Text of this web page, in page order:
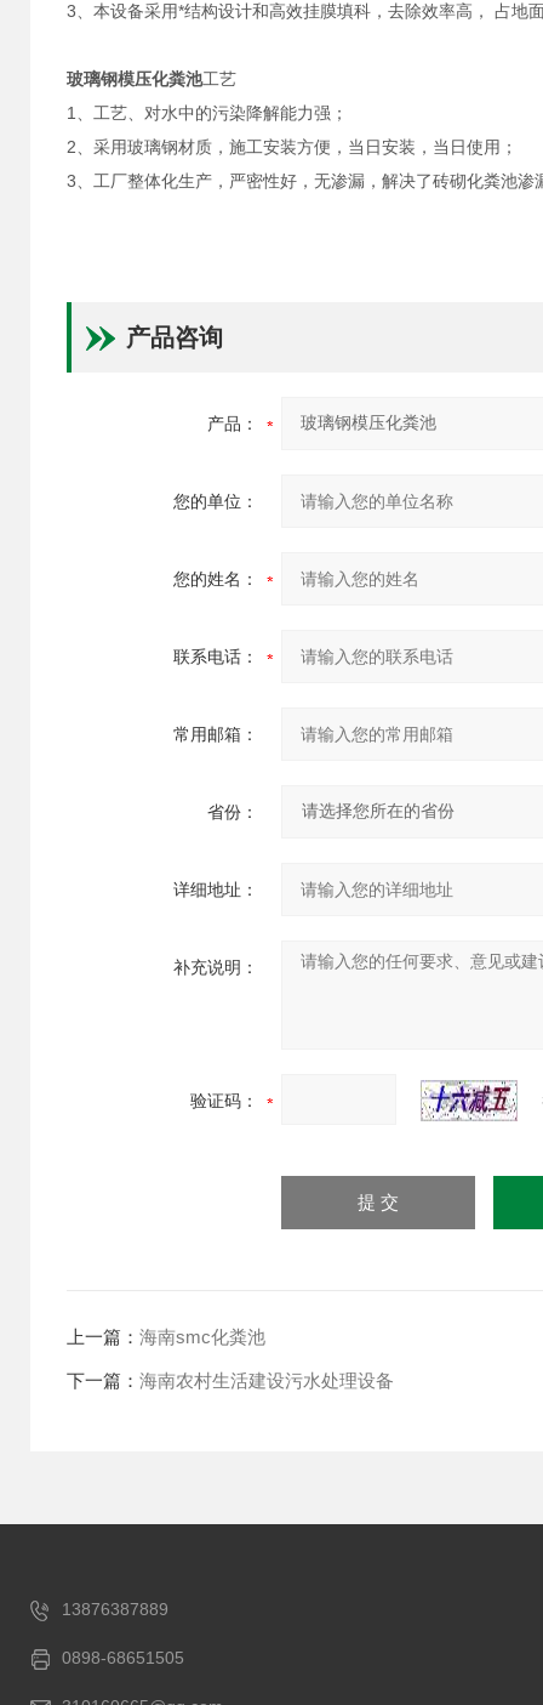
3、本设备采用*结构设计和高效挂膜填科，去除效率高， 占地
玻璃钢模压化粪池工艺
1、工艺、对水中的污染降解能力强；
2、采用玻璃钢材质，施工安装方便，当日安装，当日使用；
3、工厂整体化生产，严密性好，无渗漏，解决了砖砌化粪池渗
产品咨询
产品：
您的单位：
您的姓名：
联系电话：
常用邮箱：
省份：
详细地址：
补充说明：
验证码：
上一篇： 海南smc化粪池
下一篇： 海南农村生活建设污水处理设备
13876387889
0898-68651505